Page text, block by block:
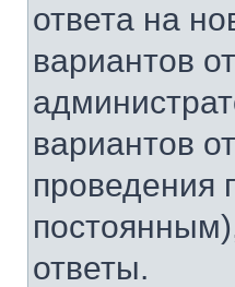
ответа на
вариантов
вариантов
проведения
ответы.